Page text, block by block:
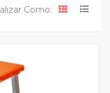
Como: